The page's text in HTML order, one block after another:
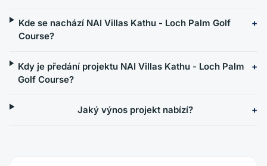
Kde se nachází NAI Villas Kathu - Loch Palm Golf
Course?
Kdy je předání projektu NAI Villas Kathu - Loch Palm
Golf Course?
Jaký výnos projekt nabízí?